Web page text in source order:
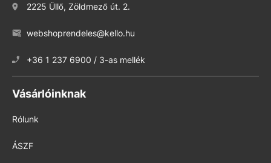
2225 Üllő, Zöldmező út. 2.
webshoprendeles@kello.hu
+36 1 237 6900 / 3-as mellék
Vásárlóinknak
Rólunk
ÁSZF